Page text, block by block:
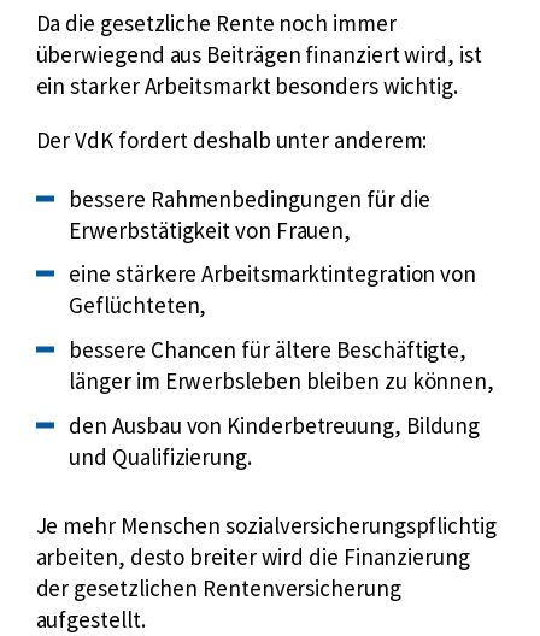
Da die gesetzliche Rente noch immer
überwiegend aus Beiträgen finanziert wird, ist
ein starker Arbeitsmarkt besonders wichtig.
Der VdK fordert deshalb unter anderem:
bessere Rahmenbedingungen für die
Erwerbstätigkeit von Frauen,
eine stärkere Arbeitsmarktintegration von
Geflüchteten,
bessere Chancen für ältere Beschäftigte,
länger im Erwerbsleben bleiben zu können,
den Ausbau von Kinderbetreuung, Bildung
und Qualifizierung.
Je mehr Menschen sozialversicherungspflichtig
arbeiten, desto breiter wird die Finanzierung
der gesetzlichen Rentenversicherung
aufgestellt.